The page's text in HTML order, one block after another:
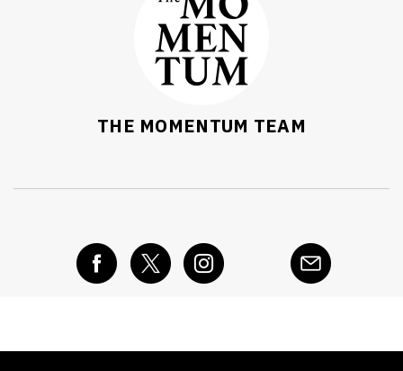
THE MOMENTUM TEAM